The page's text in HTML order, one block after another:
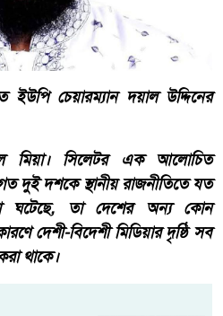
ইউপি চেয়ারম্যান দয়াল উদ্দিনের
মিয়া। সিলেটর এক আলোচিত
দুই দশকে স্থানীয় রাজনীতিতে যত
ঘটেছে, তা দেশের অন্য কোন
দেশী-বিদেশী মিডিয়ার দৃষ্ঠি সব
থাকে।